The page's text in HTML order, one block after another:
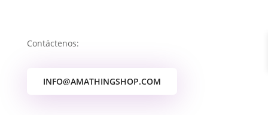
Contáctenos:
INFO@AMATHINGSHOP.COM